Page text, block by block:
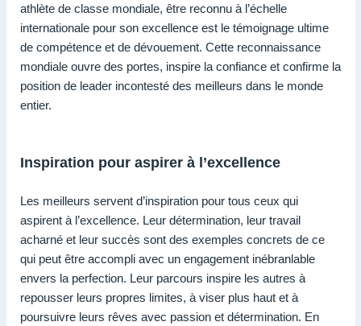
athlète de classe mondiale, être reconnu à l’échelle
internationale pour son excellence est le témoignage ultime
de compétence et de dévouement. Cette reconnaissance
mondiale ouvre des portes, inspire la confiance et confirme la
position de leader incontesté des meilleurs dans le monde
entier.
Inspiration pour aspirer à l’excellence
Les meilleurs servent d’inspiration pour tous ceux qui
aspirent à l’excellence. Leur détermination, leur travail
acharné et leur succès sont des exemples concrets de ce
qui peut être accompli avec un engagement inébranlable
envers la perfection. Leur parcours inspire les autres à
repousser leurs propres limites, à viser plus haut et à
poursuivre leurs rêves avec passion et détermination. En